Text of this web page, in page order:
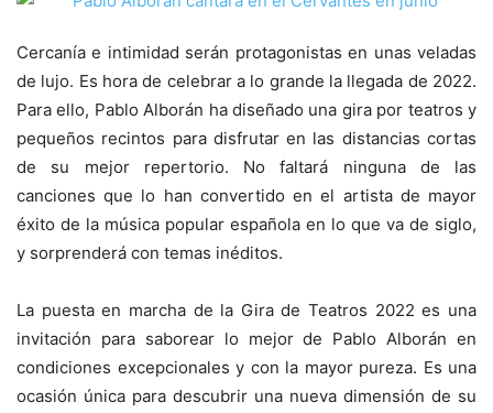
Cercanía e intimidad serán protagonistas en unas veladas
de lujo. Es hora de celebrar a lo grande la llegada de 2022.
Para ello, Pablo Alborán ha diseñado una gira por teatros y
pequeños recintos para disfrutar en las distancias cortas
de su mejor repertorio. No faltará ninguna de las
canciones que lo han convertido en el artista de mayor
éxito de la música popular española en lo que va de siglo,
y sorprenderá con temas inéditos.
La puesta en marcha de la Gira de Teatros 2022 es una
invitación para saborear lo mejor de Pablo Alborán en
condiciones excepcionales y con la mayor pureza. Es una
ocasión única para descubrir una nueva dimensión de su